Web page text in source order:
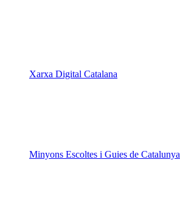
Xarxa Digital Catalana
Minyons Escoltes i Guies de Catalunya